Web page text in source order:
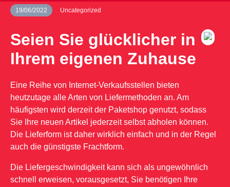
19/06/2022 Uncategorized
Seien Sie glücklicher in
Ihrem eigenen Zuhause
Eine Reihe von Internet-Verkaufsstellen bieten
heutzutage alle Arten von Liefermethoden an. Am
häufigsten wird derzeit der Paketshop genutzt, sodass
Sie Ihre neuen Artikel jederzeit selbst abholen können.
Die Lieferform ist daher wirklich einfach und in der Regel
auch die günstigste Frachtform.
Die Liefergeschwindigkeit kann sich als ungewöhnlich
schnell erweisen, vorausgesetzt, Sie benötigen Ihre